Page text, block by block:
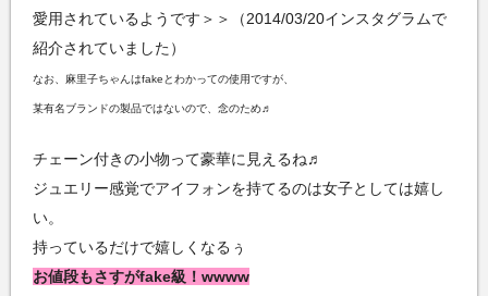
愛用されているようです＞＞（2014/03/20インスタグラムで
紹介されていました）
なお、麻里子ちゃんはfakeとわかっての使用ですが、
某有名ブランドの製品ではないので、念のため♬
チェーン付きの小物って豪華に見えるね♬
ジュエリー感覚でアイフォンを持てるのは女子としては嬉し
い。
持っているだけで嬉しくなるぅ
お値段もさすがfake級！wwww